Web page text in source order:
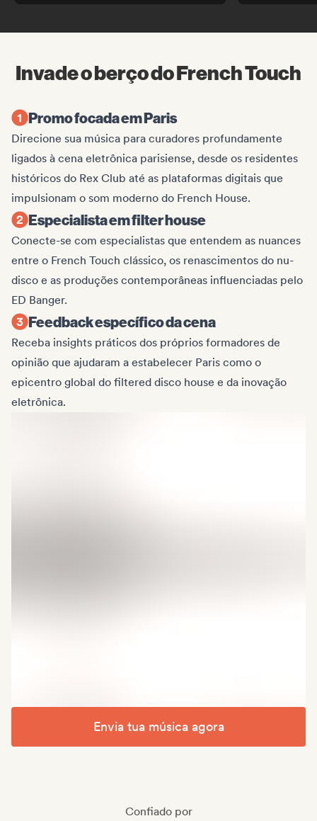
Invade o berço do French Touch
Promo focada em Paris
Direcione sua música para curadores profundamente
ligados à cena eletrônica parisiense, desde os residentes
históricos do Rex Club até as plataformas digitais que
impulsionam o som moderno do French House.
Especialista em filter house
Conecte-se com especialistas que entendem as nuances
entre o French Touch clássico, os renascimentos do nu-
disco e as produções contemporâneas influenciadas pelo
ED Banger.
Feedback específico da cena
Receba insights práticos dos próprios formadores de
opinião que ajudaram a estabelecer Paris como o
epicentro global do filtered disco house e da inovação
eletrônica.
Envia tua música agora
Confiado por